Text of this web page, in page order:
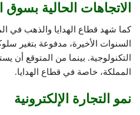
الاتجاهات الحالية بسوق
كما شهد قطاع الهدايا والذهب في
السنوات الأخيرة، مدفوعة بتغير
التكنولوجية. بينما من المتوقع أن
المملكة، خاصة في قطاع الهدايا.
نمو التجارة الإلكترونية